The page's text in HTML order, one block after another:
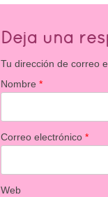
Deja una
Tu dirección de correo
Nombre*
Correo electrónico*
Web